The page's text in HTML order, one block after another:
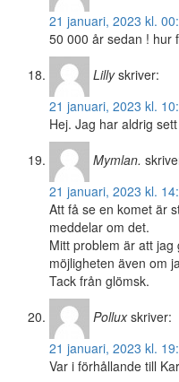
21 januari, 2023 kl.
50 000 år sedan ! hur
Lilly skriver:
21 januari, 2023 kl.
Hej. Jag har aldrig
Mymlan.
21 januari, 2023 kl.
Att få se en komet är
meddelar om det.
Mitt problem är att
möjligheten även om
Tack från glömsk.
Pollux skriver:
21 januari, 2023 kl.
Var i förhållande till